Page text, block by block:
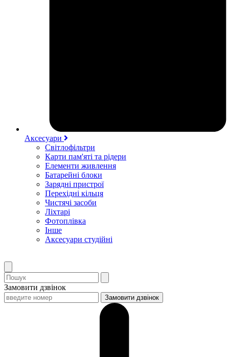
Аксесуари
Світлофільтри
Карти пам'яті та рідери
Елементи живлення
Батарейні блоки
Зарядні пристрої
Перехідні кільця
Чистячі засоби
Ліхтарі
Фотоплівка
Інше
Аксесуари студійні
Замовити дзвінок